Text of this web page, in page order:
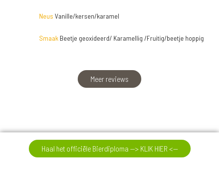
Neus Vanille/kersen/karamel
Smaak Beetje geoxideerd/ Karamellig /Fruitig/beetje hoppig
Meer reviews
Haal het officiële Bierdiploma --> KLIK HIER <--